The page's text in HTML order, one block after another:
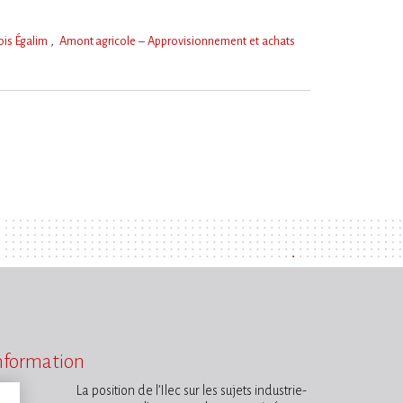
Égalim Amont agricole – Approvisionnement et achats
La position de l’Ilec sur les sujets industrie-